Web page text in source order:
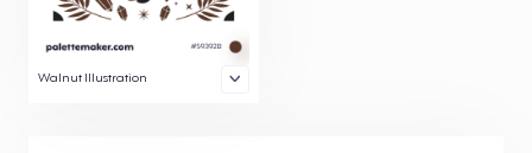
Walnut Illustration